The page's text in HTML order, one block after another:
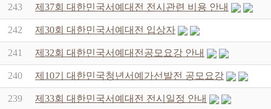
243 제37회 대한민국서예대전 전시관련 비용 안내
242 제30회 대한민국서예대전 입상자
241 제32회 대한민국서예대전공모요강 안내
240 제10기 대한민국청년서예가선발전 공모요강
239 제33회 대한민국서예대전 전시일정 안내